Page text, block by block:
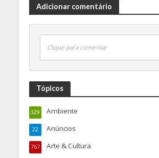
Adicionar comentário
Clique para comentar
Tópicos
Ambiente
329
Anúncios
22
Arte & Cultura
767